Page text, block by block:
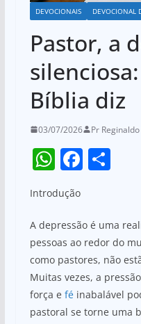
DEVOCIONAIS DEVOCIONAL
Pastor, a
Bíblia diz
03/07/2026 Pr
W
h
at
s
A
p
p
F
a
e
b
o
o
k
S
e
Introdução
A depressão é uma
pessoas ao redor do
como pastores, não
Muitas vezes, a
força e féinabalável
pastoral se torne uma